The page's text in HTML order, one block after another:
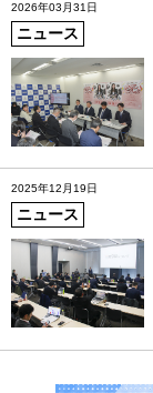
2026年03月31日
ニュース
2025年12月19日
ニュース